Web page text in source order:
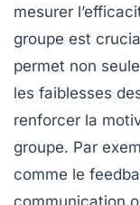
mesurer
groupe est
permet non
les faiblesses
renforcer la
groupe. Par
comme le